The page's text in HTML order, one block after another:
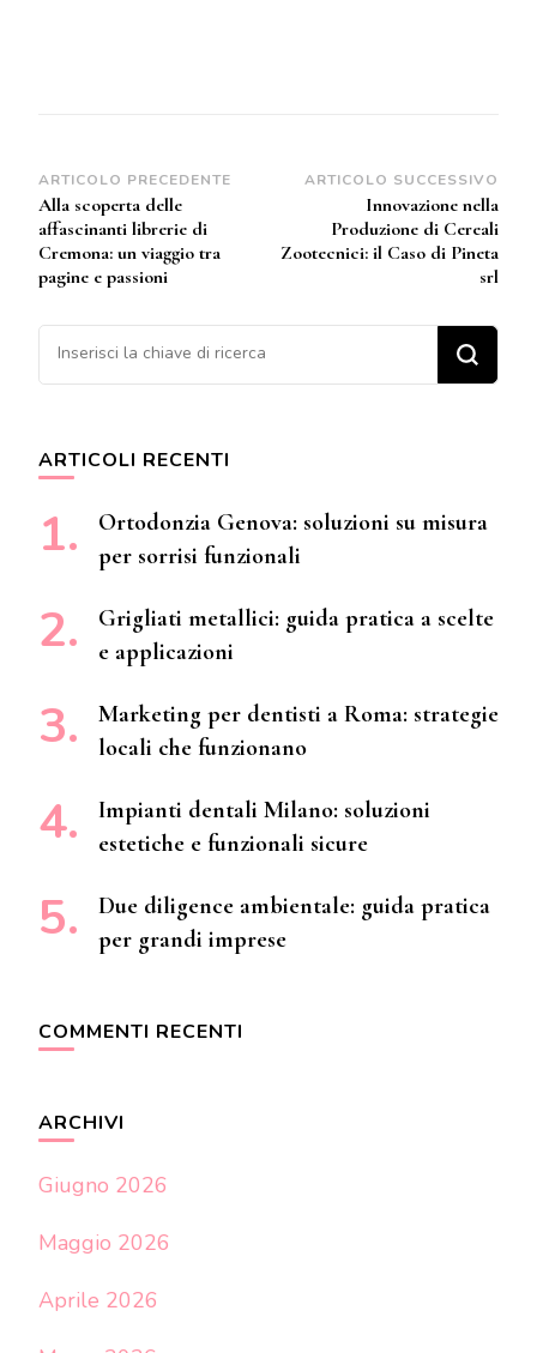
Navigazione
articoli
ARTICOLO PRECEDENTE
Alla scoperta delle
affascinanti librerie di
Cremona: un viaggio tra
pagine e passioni
ARTICOLO SUCCESSIVO
Innovazione nella
Produzione di Cereali
Zootecnici: il Caso di Pineta
srl
Cerchi qualcosa?
ARTICOLI RECENTI
Ortodonzia Genova: soluzioni su misura
per sorrisi funzionali
Grigliati metallici: guida pratica a scelte
e applicazioni
Marketing per dentisti a Roma: strategie
locali che funzionano
Impianti dentali Milano: soluzioni
estetiche e funzionali sicure
Due diligence ambientale: guida pratica
per grandi imprese
COMMENTI RECENTI
ARCHIVI
Giugno 2026
Maggio 2026
Aprile 2026